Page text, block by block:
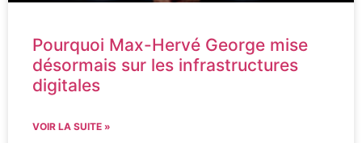
Pourquoi Max-Hervé George mise
désormais sur les infrastructures
digitales
VOIR LA SUITE »